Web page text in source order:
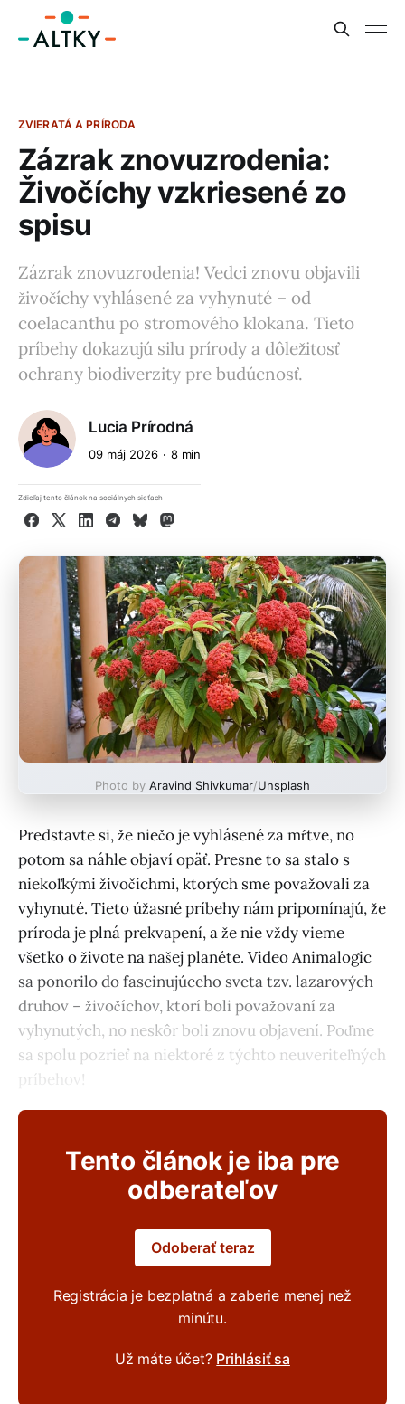
ZVIERATÁ A PRÍRODA
Zázrak znovuzrodenia:
Živočíchy vzkriesené zo
spisu
Zázrak znovuzrodenia! Vedci znovu objavili
živočíchy vyhlásené za vyhynuté – od
coelacanthu po stromového klokana. Tieto
príbehy dokazujú silu prírody a dôležitosť
ochrany biodiverzity pre budúcnosť.
Lucia Prírodná
09 máj 2026 8 min
Zdieľaj tento článok na sociálnych sieťach
Facebook
X LinkedInTelegram
BlueskyMastodon
Photo by Aravind Shivkumar/Unsplash
Predstavte si, že niečo je vyhlásené za mŕtve, no
potom sa náhle objaví opäť. Presne to sa stalo s
niekoľkými živočíchmi, ktorých sme považovali za
vyhynuté. Tieto úžasné príbehy nám pripomínajú, že
príroda je plná prekvapení, a že nie vždy vieme
všetko o živote na našej planéte. Video Animalogic
sa ponorilo do fascinujúceho sveta tzv. lazarových
druhov – živočíchov, ktorí boli považovaní za
vyhynutých, no neskôr boli znovu objavení. Poďme
sa spolu pozrieť na niektoré z týchto neuveriteľných
príbehov!
Tento článok je iba pre
odberateľov
Odoberať teraz
Registrácia je bezplatná a zaberie menej než
minútu.
Už máte účet? Prihlásiť sa